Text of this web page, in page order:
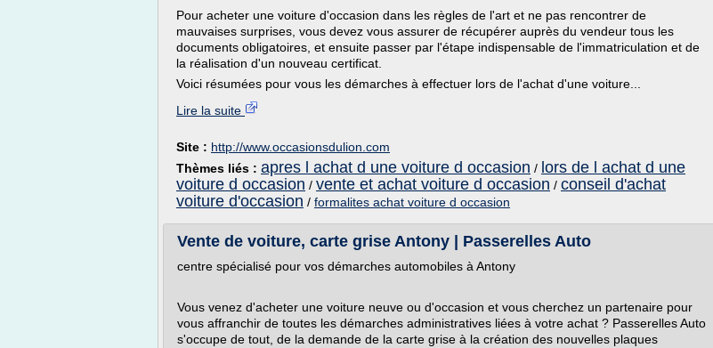
Pour acheter une voiture d'occasion dans les règles de l'art et ne pas rencontrer de
mauvaises surprises, vous devez vous assurer de récupérer auprès du vendeur tous les
documents obligatoires, et ensuite passer par l'étape indispensable de l'immatriculation et de
la réalisation d'un nouveau certificat.
Voici résumées pour vous les démarches à effectuer lors de l'achat d'une voiture...
Lire la suite
Site : http://www.occasionsdulion.com
Thèmes liés : apres l achat d une voiture d occasion / lors de l achat d une
voiture d occasion / vente et achat voiture d occasion / conseil d'achat
voiture d'occasion / formalites achat voiture d occasion
Vente de voiture, carte grise Antony | Passerelles Auto
centre spécialisé pour vos démarches automobiles à Antony
Vous venez d'acheter une voiture neuve ou d'occasion et vous cherchez un partenaire pour
vous affranchir de toutes les démarches administratives liées à votre achat ? Passerelles Auto
s'occupe de tout, de la demande de la carte grise à la création des nouvelles plaques